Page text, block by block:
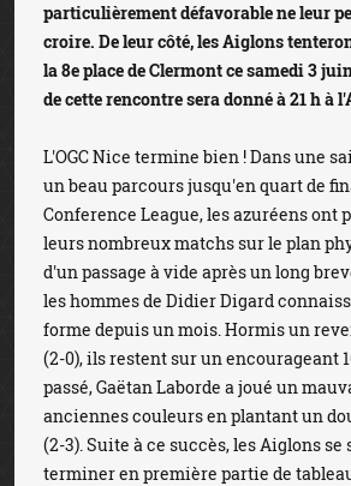
particulièrement défavorable ne leur
croire. De leur côté, les Aiglons
la 8e place de Clermont ce samedi 3
de cette rencontre sera donné à 21 h à
L'OGC Nice termine bien ! Dans une
un beau parcours jusqu'en quart de
Conference League, les azuréens ont
leurs nombreux matchs sur le plan
d'un passage à vide après un long
les hommes de Didier Digard
forme depuis un mois. Hormis un
(2-0), ils restent sur un encourageant
passé, Gaëtan Laborde a joué un
anciennes couleurs en plantant un
(2-3). Suite à ce succès, les Aiglons se
terminer en première partie de